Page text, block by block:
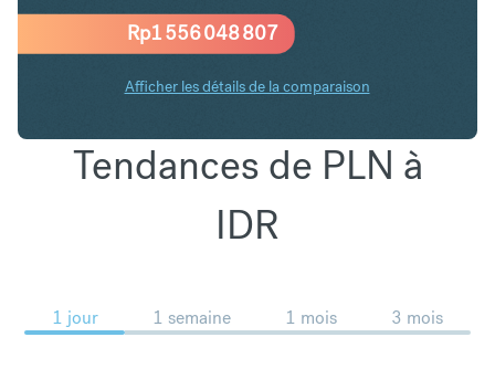
Rp1 556 048 807
Afficher les détails de la comparaison
Tendances de PLN à
IDR
1 jour 1 semaine 1 mois 3 mois